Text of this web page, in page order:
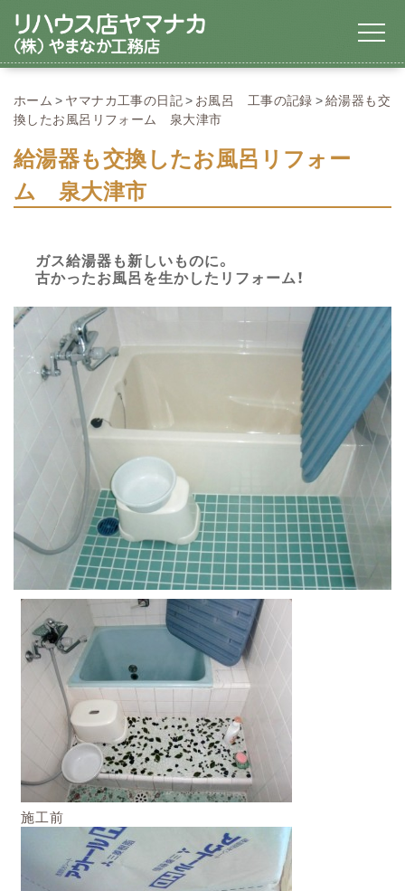
ホーム ヤマナカ工事の日記 お風呂 工事の記録
給湯器も交
換したお風呂リフォーム 泉大津市
給湯器も交換したお風呂リフォー
ム 泉大津市
ガス給湯器も新しいものに。
古かったお風呂を生かしたリフォーム！
施工前